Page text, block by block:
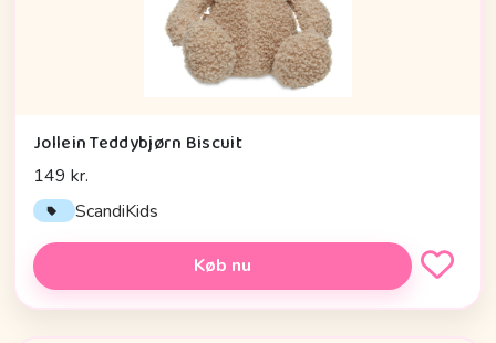
Jollein Teddybjørn Biscuit
149 kr.
ScandiKids
Køb nu